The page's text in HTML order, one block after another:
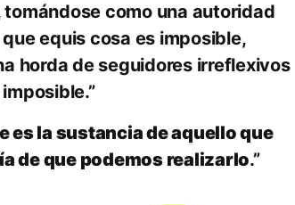
tomándose como una autoridad
equis cosa es imposible,
horda de seguidores irreflexivos
es la sustancia de aquello que
de que podemos realizarlo.”